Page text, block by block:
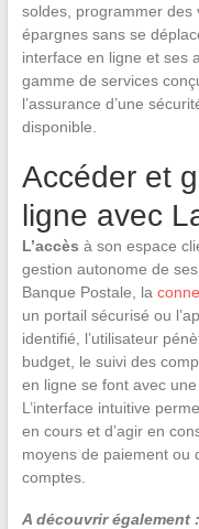
soldes, programmer des
épargnes sans se
interface en ligne et ses
gamme de services
l’assurance d’une
disponible.
Accéder et
ligne avec
L’accès à son espace
gestion autonome de
Banque Postale, la
un portail sécurisé ou
identifié, l’utilisateur
budget, le suivi des
en ligne se font avec
L’interface intuitive
en cours et d’agir en
moyens de paiement ou
comptes.
A découvrir également :